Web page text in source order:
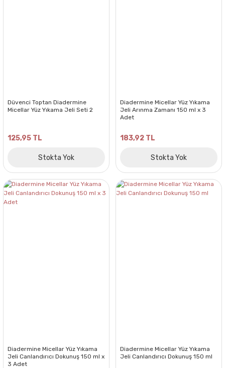
Düvenci Toptan Diadermine
Micellar Yüz Yıkama Jeli Seti 2
125,95 TL
Stokta Yok
Diadermine Micellar Yüz Yıkama
Jeli Arınma Zamanı 150 ml x 3
Adet
183,92 TL
Stokta Yok
Diadermine Micellar Yüz Yıkama
Jeli Canlandırıcı Dokunuş 150 ml x
3 Adet
Diadermine Micellar Yüz Yıkama
Jeli Canlandırıcı Dokunuş 150 ml